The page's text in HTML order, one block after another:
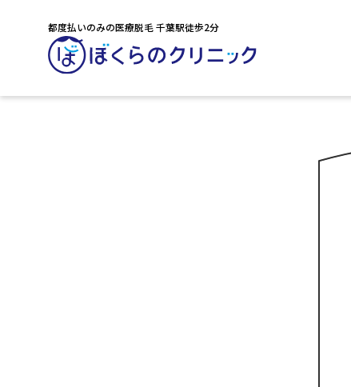
都度払いのみの医療脱毛 千葉駅徒歩2分